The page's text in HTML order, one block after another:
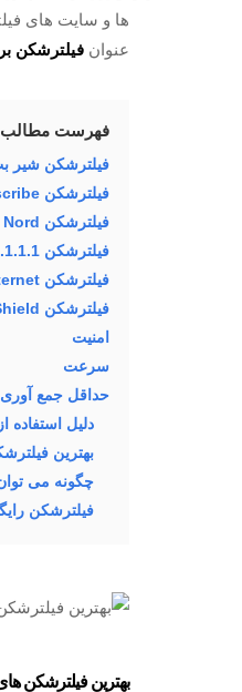
ها و سایت های
عنوان فیلترشکن
فهرست مطالب
فیلترشکن شیر
فیلترشکن Winscribe
فیلترشکن Nord
فیلترشکن 1.1.1.1
فیلترشکن Betternet
فیلترشکن Hotspot Shield
امنیت
سرعت
حداقل جمع آوری
دلیل استفاده
بهترین
چگونه می
فیلترشکن
بهترین فیلترشکن